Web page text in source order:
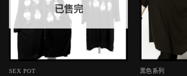
已售完
SEX POT 黑色系列